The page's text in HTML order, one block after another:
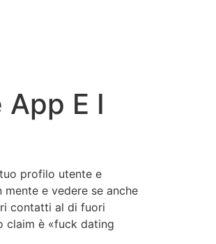
E I
profilo utente e
e vedere se anche
contatti al di fuori
claim è «fuck dating